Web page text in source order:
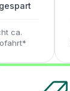
ca.